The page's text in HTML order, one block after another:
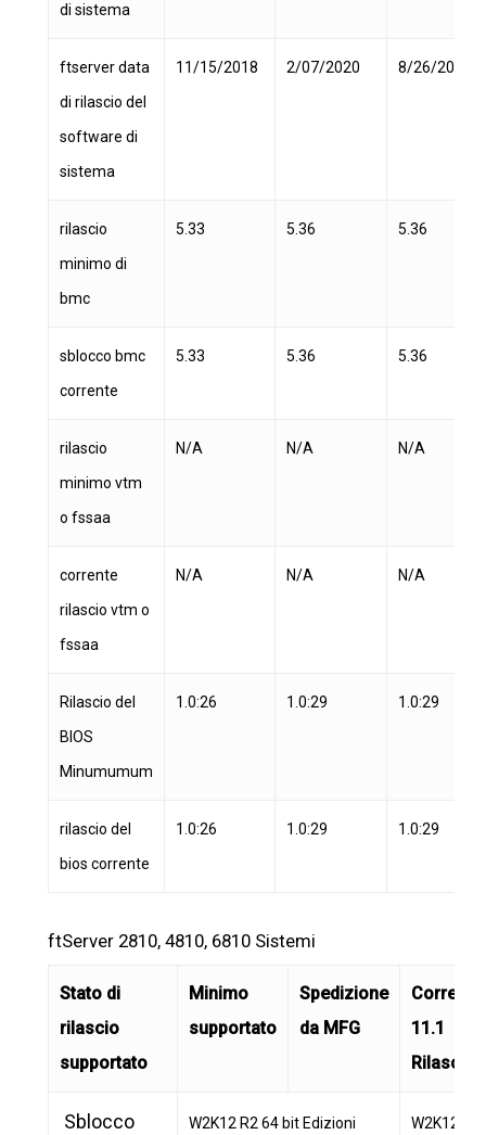
di sistema
ftserver data
di rilascio del
software di
sistema
11/15/2018 2/07/2020 8/26/2020
rilascio
minimo di
bmc
5.33 5.36 5.36
sblocco bmc
corrente
5.33 5.36 5.36
rilascio
minimo vtm
o fssaa
N/A N/A N/A
corrente
rilascio vtm o
fssaa
N/A N/A N/A
Rilascio del
BIOS
Minumumum
1.0:26 1.0:29 1.0:29
rilascio del
bios corrente
1.0:26 1.0:29 1.0:29
ftServer 2810, 4810, 6810 Sistemi
Stato di
rilascio
supportato
Minimo
supportato
Spedizione
da MFG
Corrente
11.1
Rilascio
Sblocco
W2K12 R2 64 bit Edizioni
W2K12 R2